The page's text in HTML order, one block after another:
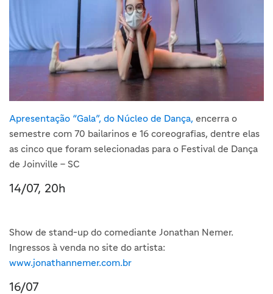
Apresentação “Gala”, do Núcleo de Dança, encerra o
semestre com 70 bailarinos e 16 coreografias, dentre elas
as cinco que foram selecionadas para o Festival de Dança
de Joinville – SC
14/07, 20h
Show de stand-up do comediante Jonathan Nemer.
Ingressos à venda no site do artista:
www.jonathannemer.com.br
16/07